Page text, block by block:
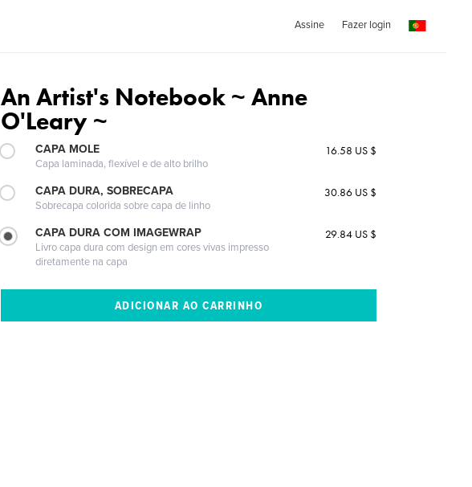
Assine Fazer login
An Artist's Notebook ~ Anne
O'Leary ~
CAPA MOLE
Capa laminada, flexível e de alto brilho
16.58 US $
CAPA DURA, SOBRECAPA
Sobrecapa colorida sobre capa de linho
30.86 US $
CAPA DURA COM IMAGEWRAP
Livro capa dura com design em cores vivas impresso
diretamente na capa
29.84 US $